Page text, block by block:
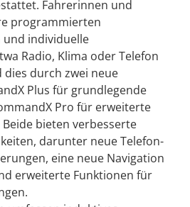
Fahrerinnen und
programmierten
individuelle
Radio, Klima oder Telefon
durch zwei neue
Plus für grundlegende
Pro für erweiterte
bieten verbesserte
darunter neue Telefon-
eine neue Navigation
erweiterte Funktionen für